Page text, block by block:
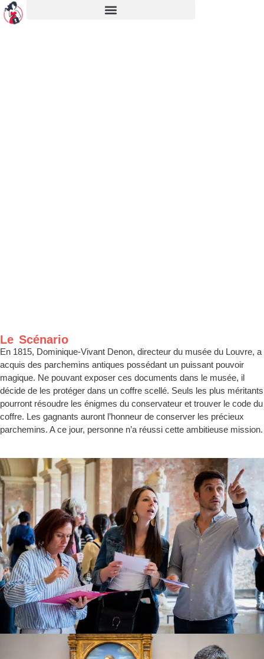
Le Scénario
En 1815, Dominique-Vivant Denon, directeur du musée du Louvre, a
acquis des parchemins antiques possédant un puissant pouvoir
magique. Ne pouvant exposer ces documents dans le musée, il
décide de les protéger dans un coffre scellé. Seuls les plus méritants
pourront résoudre les énigmes du conservateur et trouver le code du
coffre. Les gagnants auront l’honneur de conserver les précieux
parchemins. A ce jour, personne n’a réussi cette ambitieuse mission.